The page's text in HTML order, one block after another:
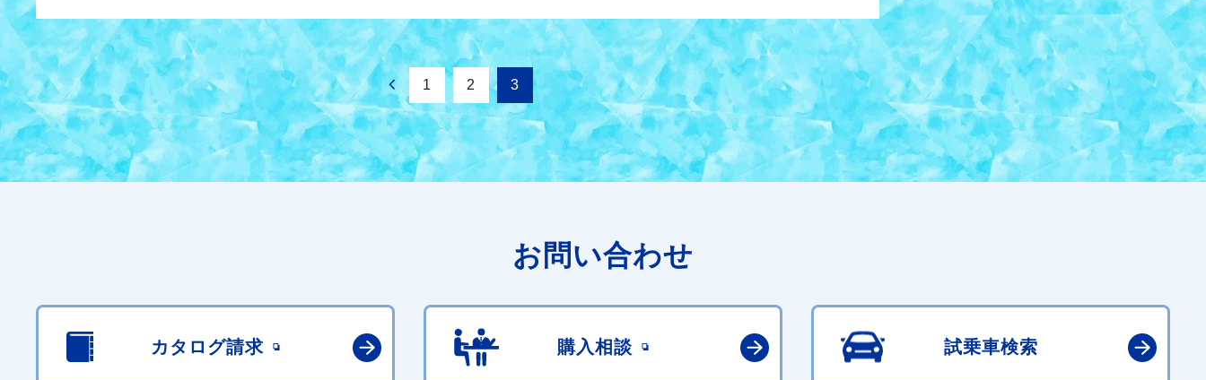
1 2 3
お問い合わせ
カタログ請求 購入相談 試乗車検索